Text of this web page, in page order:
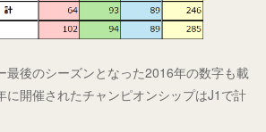
最後のシーズンとなった2016年の数字も載
に開催されたチャンピオンシップはJ1で計